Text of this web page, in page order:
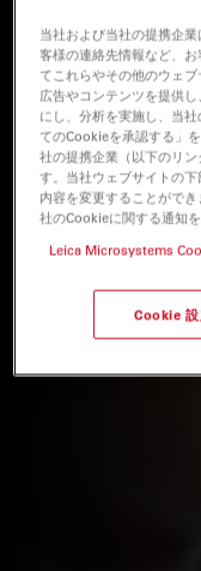
当社および当社の提携企
客様の連絡先情報など、
てこれらやその他のウェ
広告やコンテンツを提供
にし、分析を実施し、当
てのCookieを承認する」
社の提携企業（以下のリ
す。当社ウェブサイトの
内容を変更することがで
社のCookieに関する通知
Leica Microsystems
Cookie